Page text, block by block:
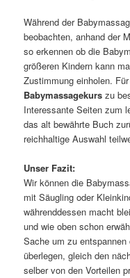
Während der
beobachten, anhand der
so erkennen ob die
größeren Kindern kann
Zustimmung einholen.
Babymassagekurs zu
Interessante Seiten zum
das alt bewährte Buch
reichhaltige Auswahl
Unser Fazit:
Wir können die
mit Säugling oder
währenddessen macht
und wie oben schon
Sache um zu
überlegen, gleich den
selber von den Vorteilen